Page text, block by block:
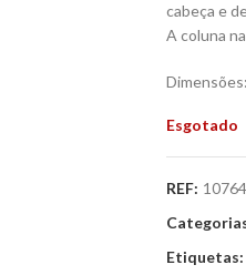
cabeça e
A coluna
Esgotado
REF:
Etiquetas: